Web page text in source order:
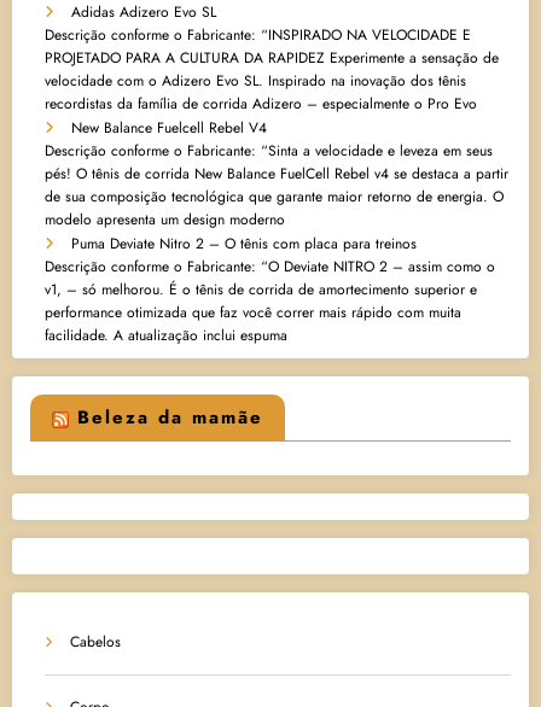
Adidas Adizero Evo SL
Descrição conforme o Fabricante: “INSPIRADO NA VELOCIDADE E
PROJETADO PARA A CULTURA DA RAPIDEZ Experimente a sensação de
velocidade com o Adizero Evo SL. Inspirado na inovação dos tênis
recordistas da família de corrida Adizero – especialmente o Pro Evo
New Balance Fuelcell Rebel V4
Descrição conforme o Fabricante: “Sinta a velocidade e leveza em seus
pés! O tênis de corrida New Balance FuelCell Rebel v4 se destaca a partir
de sua composição tecnológica que garante maior retorno de energia. O
modelo apresenta um design moderno
Puma Deviate Nitro 2 – O tênis com placa para treinos
Descrição conforme o Fabricante: “O Deviate NITRO 2 – assim como o
v1, – só melhorou. É o tênis de corrida de amortecimento superior e
performance otimizada que faz você correr mais rápido com muita
facilidade. A atualização inclui espuma
Beleza da mamãe
Cabelos